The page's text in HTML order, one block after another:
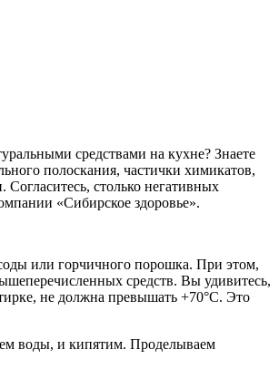
средствами на кухне? Знаете
полоскания, частички химикатов,
столько негативных
«Сибирское здоровье».
или горчичного порошка. При этом,
средств. Вы удивитесь,
не должна превышать +70°C. Это
воды, и кипятим. Проделываем